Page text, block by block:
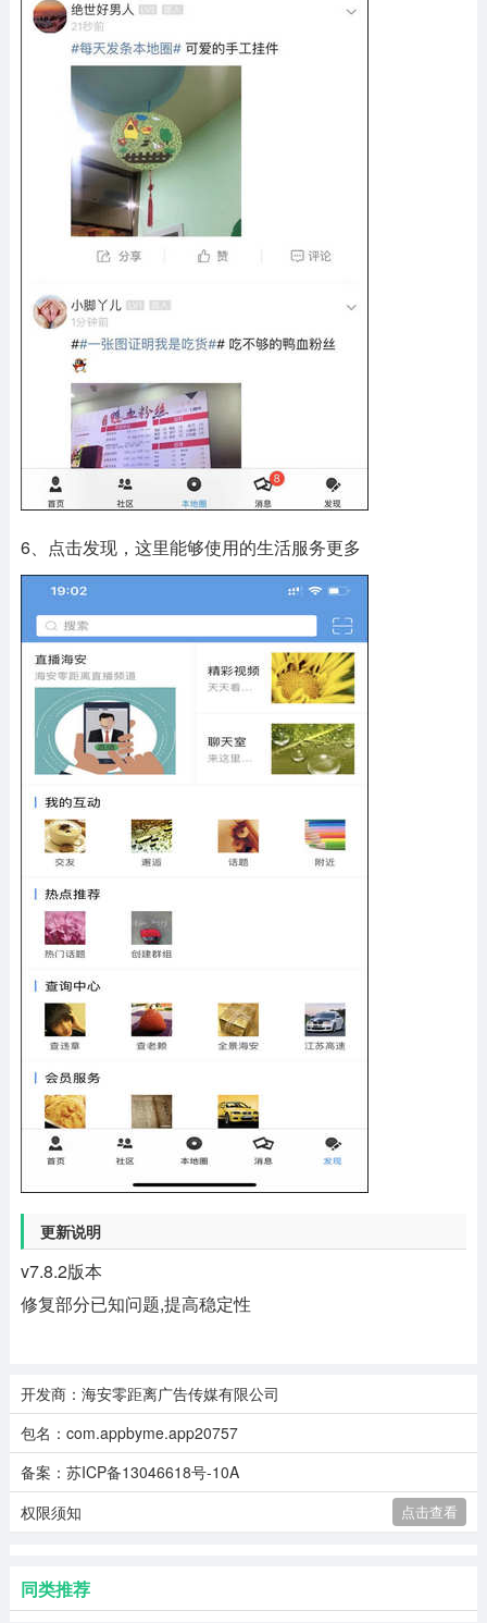
6、点击发现，这里能够使用的生活服务更多
更新说明
v7.8.2版本
修复部分已知问题,提高稳定性
开发商：海安零距离广告传媒有限公司
包名：com.appbyme.app20757
备案：苏ICP备13046618号-10A
权限须知
点击查看
同类推荐